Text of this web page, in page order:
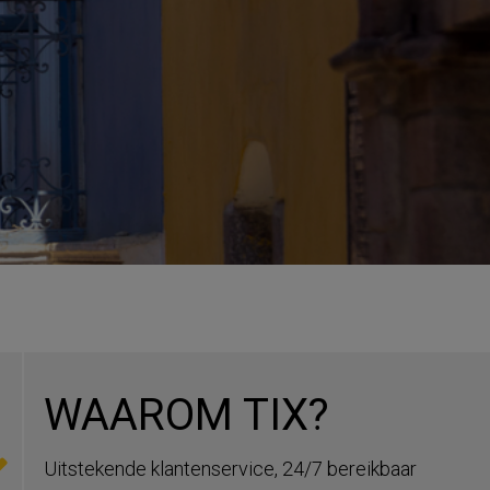
WAAROM TIX?
Uitstekende klantenservice, 24/7 bereikbaar